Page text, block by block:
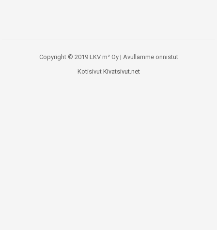
Copyright © 2019 LKV m² Oy | Avullamme onnistut
Kotisivut Kivatsivut.net